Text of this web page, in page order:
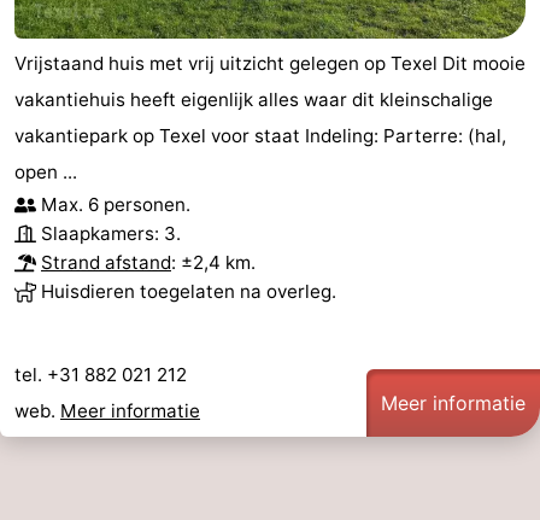
Vrijstaand huis met vrij uitzicht gelegen op Texel Dit mooie
vakantiehuis heeft eigenlijk alles waar dit kleinschalige
vakantiepark op Texel voor staat Indeling: Parterre: (hal,
open ...
Max. 6 personen.
Slaapkamers: 3.
Strand afstand: ±2,4 km.
Huisdieren toegelaten na overleg.
tel. +31 882 021 212
web. Meer informatie Meer informatie